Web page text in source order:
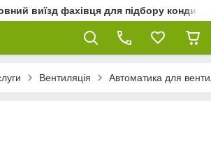
виїзд фахівця для підбору
Вентиляція Автоматика для